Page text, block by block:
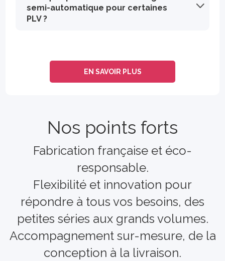
semi-automatique pour certaines
PLV ?
EN SAVOIR PLUS
Nos points forts
Fabrication française et éco-
responsable.
Flexibilité et innovation pour
répondre à tous vos besoins, des
petites séries aux grands volumes.
Accompagnement sur-mesure, de la
conception à la livraison.